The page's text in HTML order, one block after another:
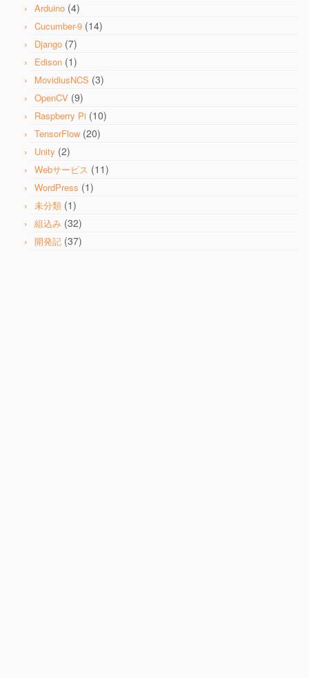
Arduino (4)
Cucumber-9 (14)
Django (7)
Edison (1)
MovidiusNCS (3)
OpenCV (9)
Raspberry Pi (10)
TensorFlow (20)
Unity (2)
Webサービス (11)
WordPress (1)
未分類 (1)
組込み (32)
開発記 (37)